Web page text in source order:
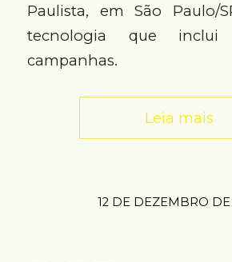
Paulista, em São Paulo/
tecnologia que
campanhas.
Leia mais
12 DE DEZEMBRO DE